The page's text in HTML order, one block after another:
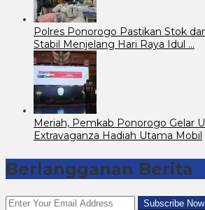
Polres Ponorogo Pastikan Stok
Stabil Menjelang Hari Raya Idul …
Meriah, Pemkab Ponorogo Gelar
Extravaganza Hadiah Utama Mobil
Berlangganan Berita